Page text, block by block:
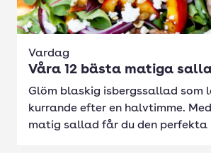
Vardag
Våra 12 bästa matiga
Glöm blaskig isbergssallad som
kurrande efter en halvtimme.
matig sallad får du den perfekta